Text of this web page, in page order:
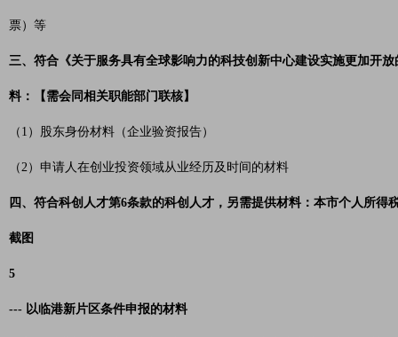
票）等
三、符合《关于服务具有全球影响力的科技创新中心建设实施更加开
料：【需会同相关职能部门联核】
（1）股东身份材料（企业验资报告）
（2）申请人在创业投资领域从业经历及时间的材料
四、符合科创人才第6条款的科创人才，另需提供材料：本市个人所
截图
5
--- 以临港新片区条件申报的材料